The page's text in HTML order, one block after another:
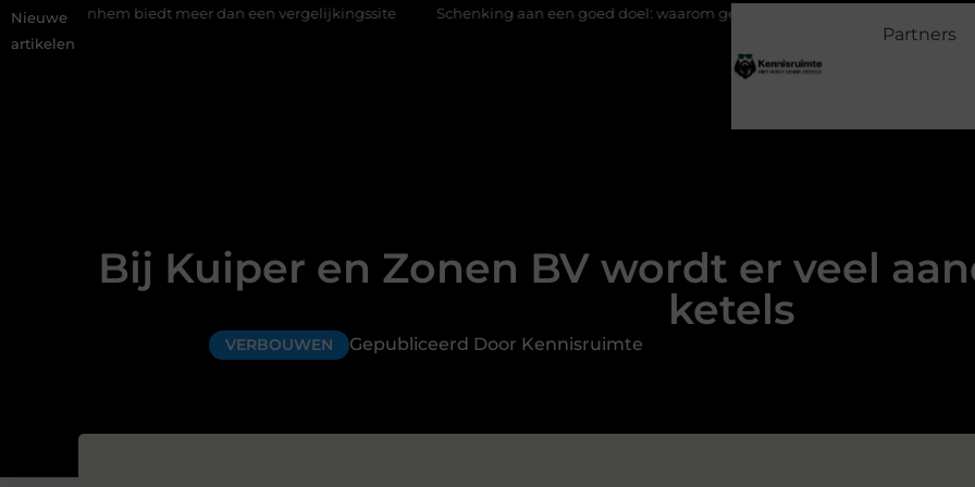
Nieuwe
artikelen
biedt meer dan een vergelijkingssite Schenking aan een goed doel: waarom geven belangrijk is en hoe het werkt
Partners
Bij Kuiper en Zonen BV wordt er veel
ketels
VERBOUWEN Gepubliceerd Door Kennisruimte